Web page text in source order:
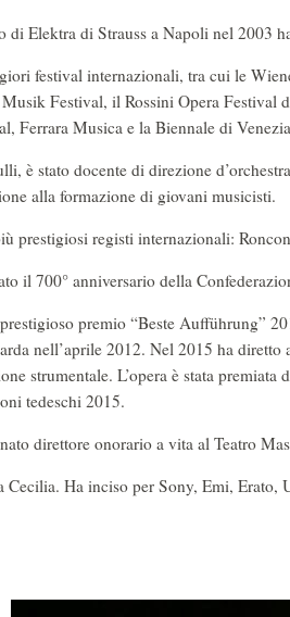
di Elektra di Strauss a Napoli nel 2003
festival internazionali, tra cui le
Festival, il Rossini Opera Festival
Ferrara Musica e la Biennale di
è stato docente di direzione
alla formazione di giovani musicisti.
prestigiosi registi internazionali:
il 700° anniversario della
premio “Beste Aufführung”
nell’aprile 2012. Nel 2015 ha
strumentale. L’opera è stata
tedeschi 2015.
direttore onorario a vita al Teatro
Cecilia. Ha inciso per Sony, Emi, Erato,